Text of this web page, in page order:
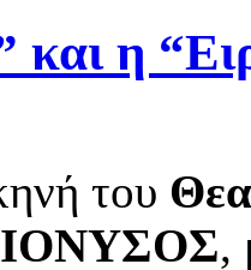
και η
του
,